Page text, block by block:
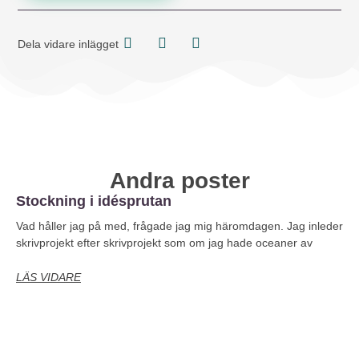
Dela vidare inlägget
Andra poster
Stockning i idésprutan
Vad håller jag på med, frågade jag mig häromdagen. Jag inleder
skrivprojekt efter skrivprojekt som om jag hade oceaner av
LÄS VIDARE